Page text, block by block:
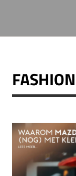
FASHION